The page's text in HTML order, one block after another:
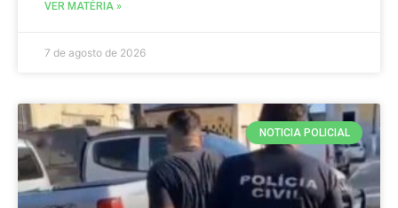
VER MATÉRIA »
7 de agosto de 2026
NOTICIA POLICIAL